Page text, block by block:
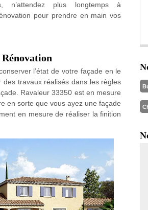
n’attendez plus longtemps à
pour prendre en main vos
l’état de votre façade en le
travaux réalisés dans les règles
Ravaleur 33350 est en mesure
en sorte que vous ayez une façade
en mesure de réaliser la finition